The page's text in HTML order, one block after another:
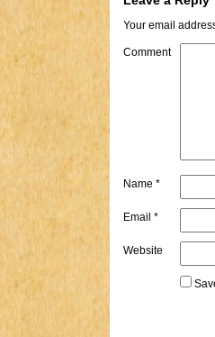
Your email
Comment
Name *
Email *
Website